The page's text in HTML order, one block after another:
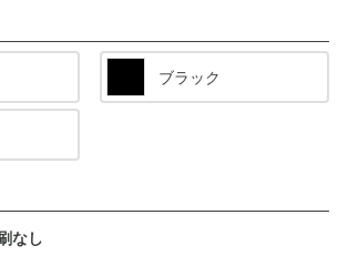
ブラック
なし